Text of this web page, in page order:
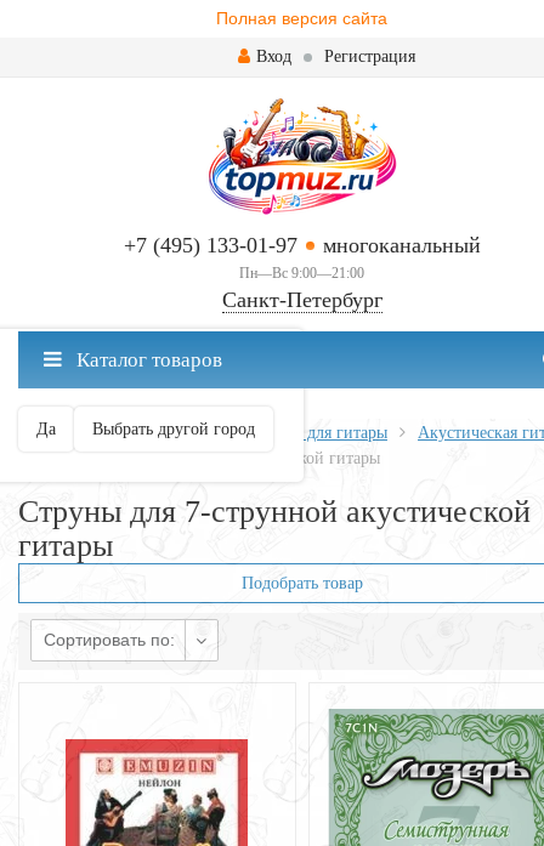
Полная версия сайта
Вход Регистрация
+7 (495) 133-01-97 многоканальный
Пн—Вс 9:00—21:00
Санкт-Петербург
Санкт-Петербург ваш город?
Да Выбрать другой город
Каталог товаров
Главная Всё для гитары Струны для гитары
Акустическая
Струны для 7-струнной акустической гитары
Струны для 7-струнной акустической
гитары
Подобрать товар
Сортировать по: